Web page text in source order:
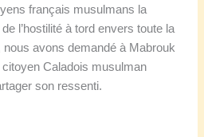
français musulmans la
l’hostilité à tord envers toute la
avons demandé à Mabrouk
citoyen Caladois musulman
son ressenti.